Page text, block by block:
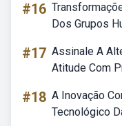
#16
Dos Grupos
#17 Assinale A
Atitude Com
#18 A Inovação
Tecnológico